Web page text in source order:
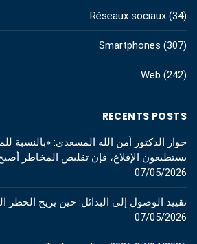
Réseaux sociaux (34)
Smartphones (307)
Web (242)
RECENTS POSTS
حوار الدكتور آمن الله المسعدي: «بالنسبة
يستطيعون الإقلاع، فإن تقليص المخاطر
07/05/2026
تقييد الوصول إلى البدائل: حين يزيح الحظر
07/05/2026